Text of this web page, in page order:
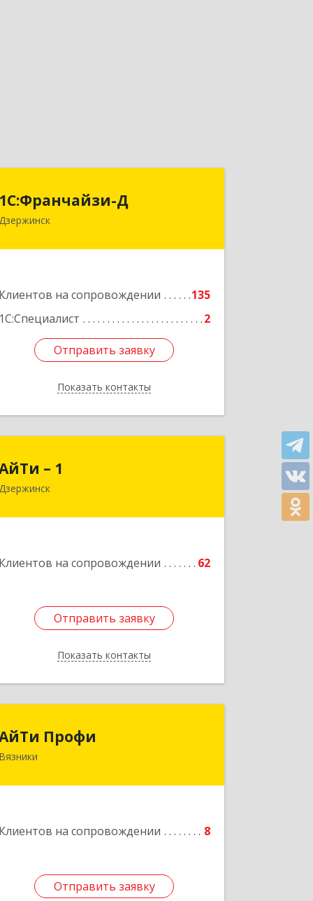
1С:Франчайзи-Д
Дзержинск
Клиентов на сопровождении
135
1С:Специалист
2
Отправить заявку
Показать контакты
1С:Франчайзи-Д
Подробнее
Отправить заявку
Назад
– 1
Дзержинск
Клиентов на сопровождении 62
Отправить заявку
Показать контакты
Подробнее
Отправить заявку
Назад
Профи
Вязники
Клиентов на сопровождении 8
Отправить заявку
Отправить заявку